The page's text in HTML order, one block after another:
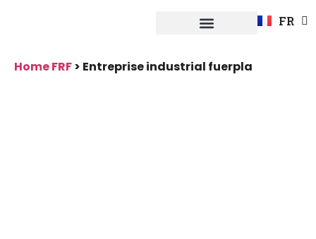
FR
DE
Home FRF> Entreprise industrial fuerpla